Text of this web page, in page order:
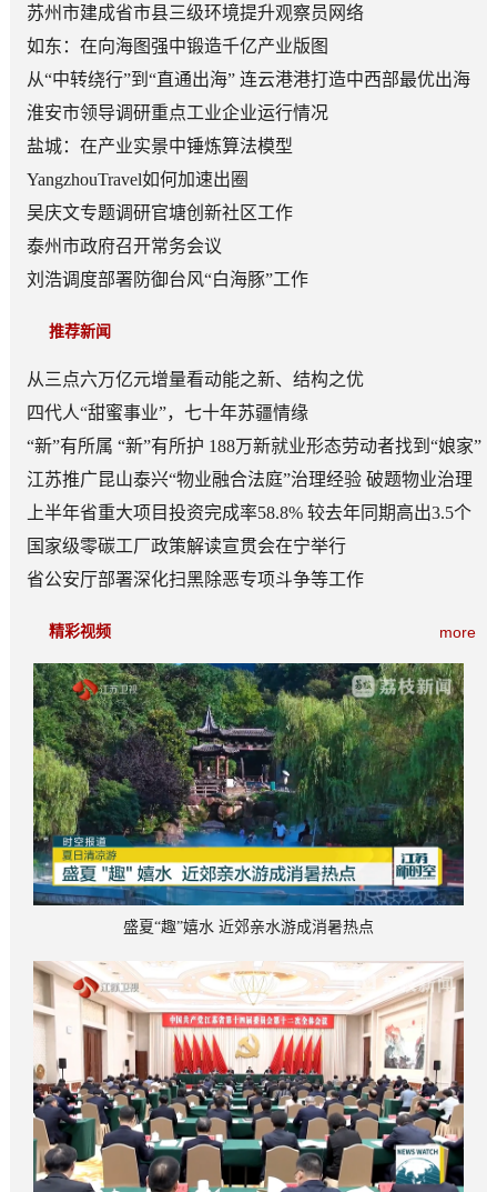
苏州市建成省市县三级环境提升观察员网络
如东：在向海图强中锻造千亿产业版图
从“中转绕行”到“直通出海” 连云港港打造中西部最优出海
口
淮安市领导调研重点工业企业运行情况
盐城：在产业实景中锤炼算法模型
YangzhouTravel如何加速出圈
吴庆文专题调研官塘创新社区工作
泰州市政府召开常务会议
刘浩调度部署防御台风“白海豚”工作
推荐新闻
从三点六万亿元增量看动能之新、结构之优
四代人“甜蜜事业”，七十年苏疆情缘
“新”有所属 “新”有所护 188万新就业形态劳动者找到“娘家”
江苏推广昆山泰兴“物业融合法庭”治理经验 破题物业治理
“老大难”
上半年省重大项目投资完成率58.8% 较去年同期高出3.5个
百分点
国家级零碳工厂政策解读宣贯会在宁举行
省公安厅部署深化扫黑除恶专项斗争等工作
more
精彩视频
盛夏“趣”嬉水 近郊亲水游成消暑热点